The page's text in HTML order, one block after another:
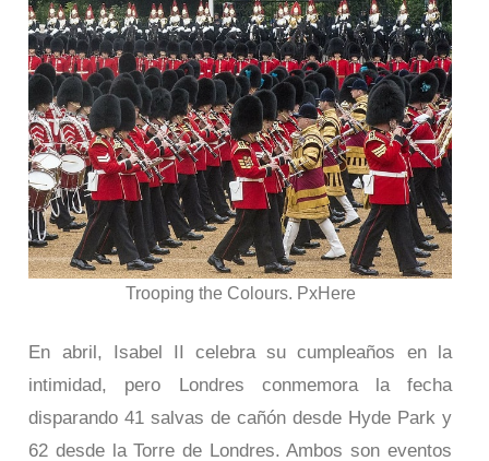
Trooping the Colours. PxHere
En abril, Isabel II celebra su cumpleaños en la
intimidad, pero Londres conmemora la fecha
disparando 41 salvas de cañón desde Hyde Park y
62 desde la Torre de Londres. Ambos son eventos